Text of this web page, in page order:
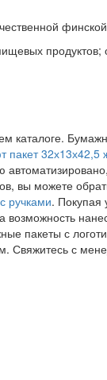
каталоге.
пакет 32х13х42,5
вы можете
ручками. Покупая
пакеты с
Свяжитесь с